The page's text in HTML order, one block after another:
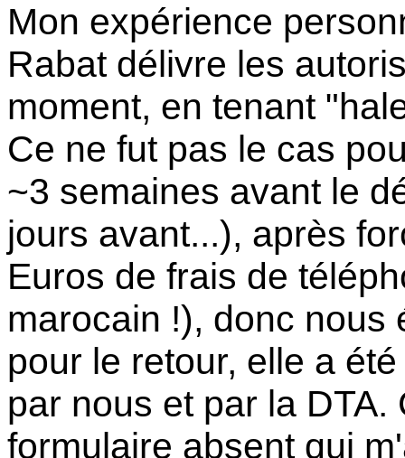
Mon expérience
Rabat délivre les
moment, en tenant
Ce ne fut pas le cas
~3 semaines avant le
jours avant...), après
Euros de frais de
marocain !), donc nous
pour le retour, elle a
par nous et par la
formulaire absent qui